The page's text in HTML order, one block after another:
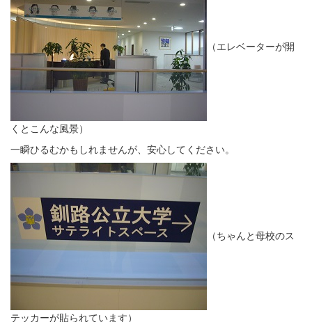
（エレベーターが開
くとこんな風景）
一瞬ひるむかもしれませんが、安心してください。
（ちゃんと母校のス
テッカーが貼られています）